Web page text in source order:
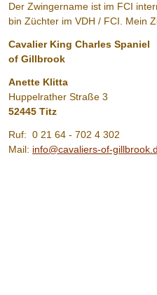
Der Zwingername ist im FCI
bin Züchter im VDH / FCI. Mein
Cavalier King
of Gillbrook
Anette Klitta
Huppelrather Straße 3
52445 Titz
Ruf: 0 21 64 - 702 4 302
Mail: info@cavaliers-of-